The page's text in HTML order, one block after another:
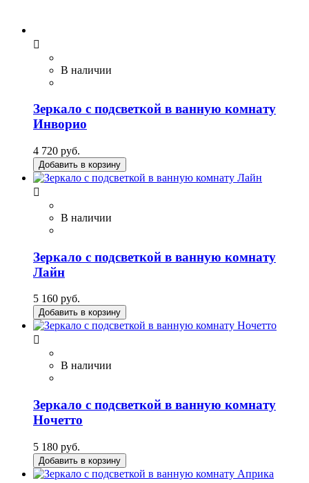

В наличии
Зеркало с подсветкой в ванную комнату
Инворио
4 720 руб.
Добавить в корзину

В наличии
Зеркало с подсветкой в ванную комнату
Лайн
5 160 руб.
Добавить в корзину

В наличии
Зеркало с подсветкой в ванную комнату
Ночетто
5 180 руб.
Добавить в корзину